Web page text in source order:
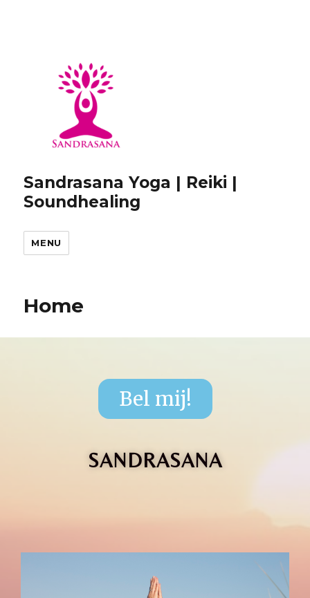
Sandrasana Yoga | Reiki |
Soundhealing
MENU
Home
Bel mij!
SANDRASANA